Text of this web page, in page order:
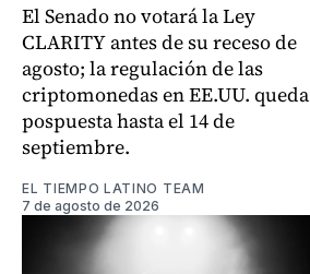
El Senado no votará la Ley
CLARITY antes de su receso de
agosto; la regulación de las
criptomonedas en EE.UU. queda
pospuesta hasta el 14 de
septiembre.
EL TIEMPO LATINO TEAM
7 de agosto de 2026